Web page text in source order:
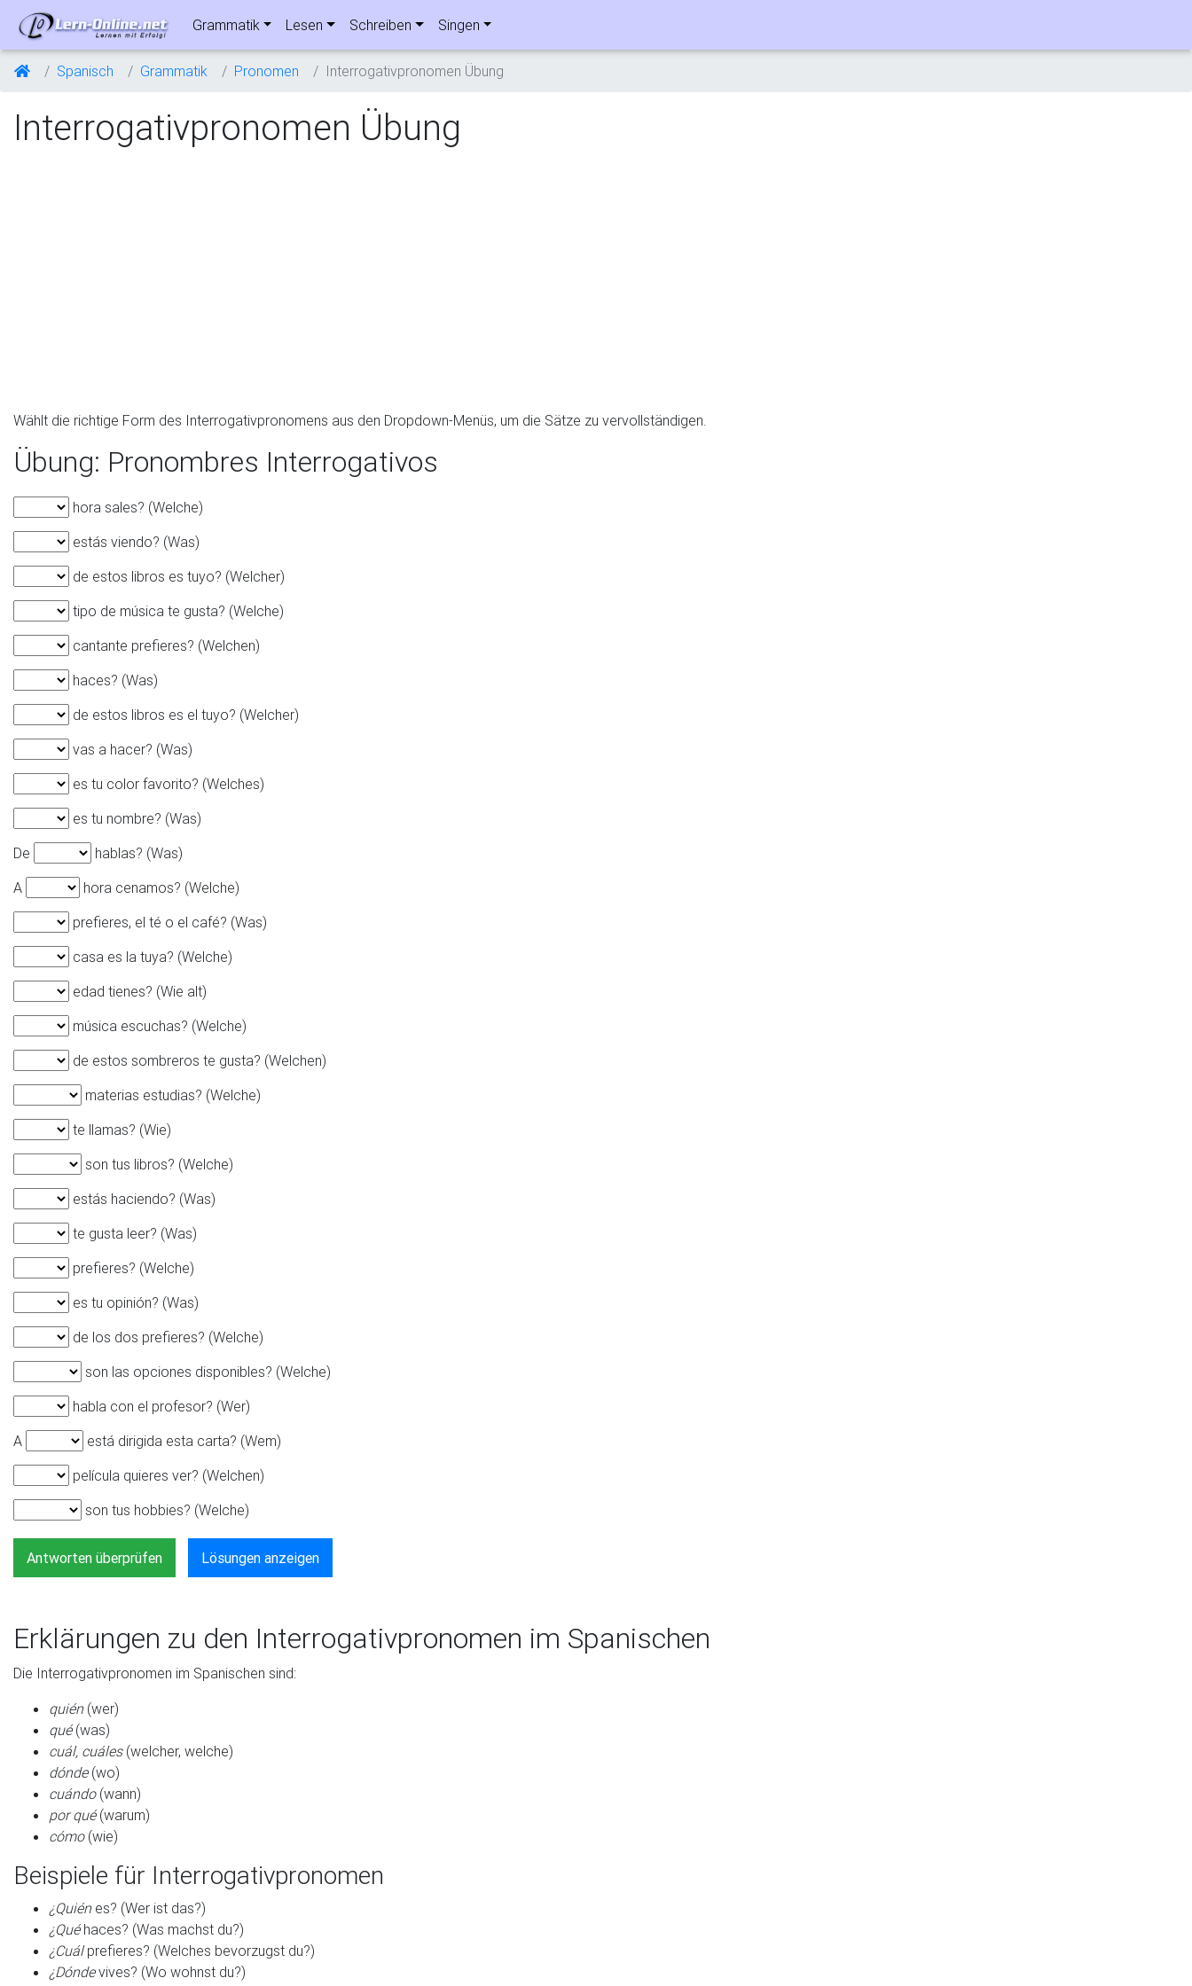
Grammatik Lesen Schreiben Singen
Spanisch Grammatik Pronomen Interrogativpronomen Übung
Interrogativpronomen Übung
Wählt die richtige Form des Interrogativpronomens aus den Dropdown-Menüs, um die Sätze zu vervollständigen.
Übung: Pronombres Interrogativos
hora sales? (Welche)
estás viendo? (Was)
de estos libros es tuyo? (Welcher)
tipo de música te gusta? (Welche)
cantante prefieres? (Welchen)
haces? (Was)
de estos libros es el tuyo? (Welcher)
vas a hacer? (Was)
es tu color favorito? (Welches)
es tu nombre? (Was)
De
hablas? (Was)
A
hora cenamos? (Welche)
prefieres, el té o el café? (Was)
casa es la tuya? (Welche)
edad tienes? (Wie alt)
música escuchas? (Welche)
de estos sombreros te gusta? (Welchen)
materias estudias? (Welche)
te llamas? (Wie)
son tus libros? (Welche)
estás haciendo? (Was)
te gusta leer? (Was)
prefieres? (Welche)
es tu opinión? (Was)
de los dos prefieres? (Welche)
son las opciones disponibles? (Welche)
habla con el profesor? (Wer)
A
está dirigida esta carta? (Wem)
película quieres ver? (Welchen)
son tus hobbies? (Welche)
Antworten überprüfen Lösungen anzeigen
Erklärungen zu den Interrogativpronomen im Spanischen
Die Interrogativpronomen im Spanischen sind:
quién(wer)
qué(was)
cuál, cuáles(welcher, welche)
dónde(wo)
cuándo(wann)
por qué(warum)
cómo(wie)
Beispiele für Interrogativpronomen
¿Quiénes? (Wer ist das?)
¿Quéhaces? (Was machst du?)
¿Cuálprefieres? (Welches bevorzugst du?)
¿Dóndevives? (Wo wohnst du?)